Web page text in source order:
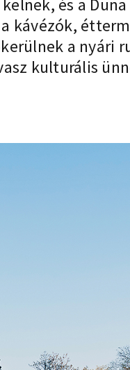
és a
kávézók,
a nyári
kulturális